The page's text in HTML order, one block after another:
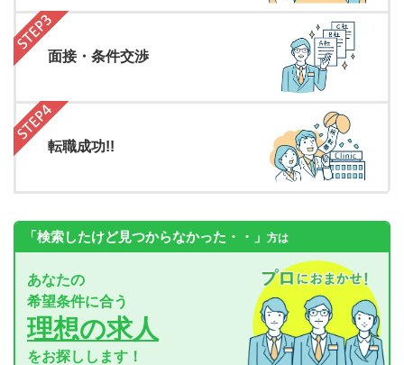
面接・条件交渉
転職成功!!
「検索したけど見つからなかった・・」 方は
あなたの
希望条件に合う
理想の求人
をお探しします！